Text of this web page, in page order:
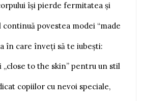
își pierde fermitatea și
continuă povestea modei “made
în care înveți să te iubești:
„close to the skin” pentru un stil
copiilor cu nevoi speciale,